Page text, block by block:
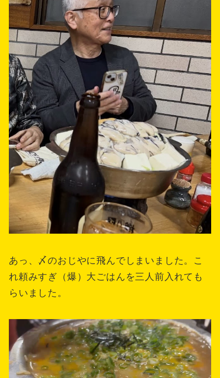
あっ、〆のおじやに飛んでしまいました。こ
れ頼みすぎ（爆）大ごはんを三人前入れても
らいました。